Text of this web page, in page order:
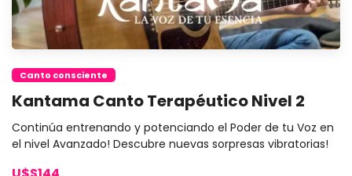
Canto consciente
Kantama Canto Terapéutico Nivel 2
Continúa entrenando y potenciando el Poder de tu Voz en
el nivel Avanzado! Descubre nuevas sorpresas vibratorias!